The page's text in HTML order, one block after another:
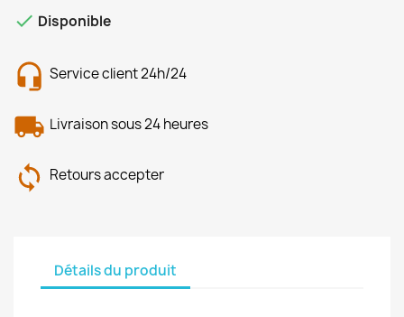
 Disponible
Service client 24h/24
Livraison sous 24 heures
Retours accepter
Détails du produit